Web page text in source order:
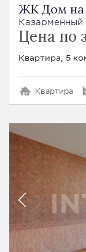
ЖК Дом на
Казарменный
Цена по
Квартира, 5
Квартира